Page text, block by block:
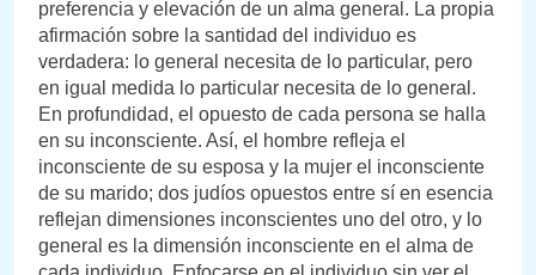
preferencia y elevación de un alma general. La propia
afirmación sobre la santidad del individuo es
verdadera: lo general necesita de lo particular, pero
en igual medida lo particular necesita de lo general.
En profundidad, el opuesto de cada persona se halla
en su inconsciente. Así, el hombre refleja el
inconsciente de su esposa y la mujer el inconsciente
de su marido; dos judíos opuestos entre sí en esencia
reflejan dimensiones inconscientes uno del otro, y lo
general es la dimensión inconsciente en el alma de